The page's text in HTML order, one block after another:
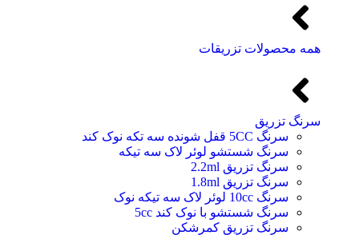
همه محصولات تزریقات
سرنگ تزریق
سرنگ 5CC قفل شونده سه تکه نوک کند
سرنگ شستشو لوئر لاک سه تیکه
سرنگ تزریق 2.2ml
سرنگ تزریق 1.8ml
سرنگ 10cc لوئر لاک سه تیکه نوک
سرنگ شستشو با نوک کند 5cc
سرنگ تزریق کمرشکن